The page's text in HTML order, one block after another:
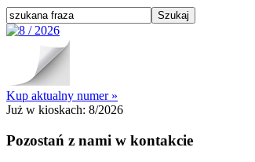
Kup aktualny numer »
Już w kioskach: 8/2026
Pozostań z nami w kontakcie